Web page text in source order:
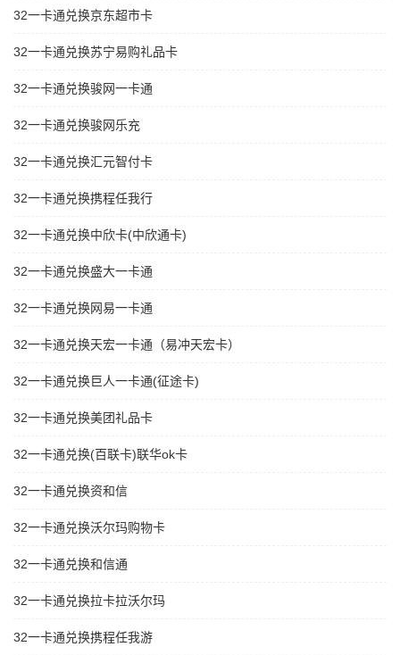
32一卡通兑换京东超市卡
32一卡通兑换苏宁易购礼品卡
32一卡通兑换骏网一卡通
32一卡通兑换骏网乐充
32一卡通兑换汇元智付卡
32一卡通兑换携程任我行
32一卡通兑换中欣卡(中欣通卡)
32一卡通兑换盛大一卡通
32一卡通兑换网易一卡通
32一卡通兑换天宏一卡通（易冲天宏卡）
32一卡通兑换巨人一卡通(征途卡)
32一卡通兑换美团礼品卡
32一卡通兑换(百联卡)联华ok卡
32一卡通兑换资和信
32一卡通兑换沃尔玛购物卡
32一卡通兑换和信通
32一卡通兑换拉卡拉沃尔玛
32一卡通兑换携程任我游